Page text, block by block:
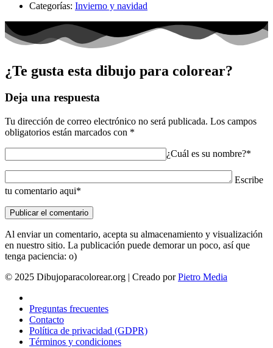
Categorías: Invierno y navidad
¿Te gusta esta dibujo para colorear?
Deja una respuesta
Tu dirección de correo electrónico no será publicada. Los campos
obligatorios están marcados con *
¿Cuál es su nombre?*
Escribe
tu comentario aqui*
Al enviar un comentario, acepta su almacenamiento y visualización
en nuestro sitio. La publicación puede demorar un poco, así que
tenga paciencia: o)
© 2025 Dibujoparacolorear.org | Creado porPietro Media
Preguntas frecuentes
Contacto
Política de privacidad (GDPR)
Términos y condiciones